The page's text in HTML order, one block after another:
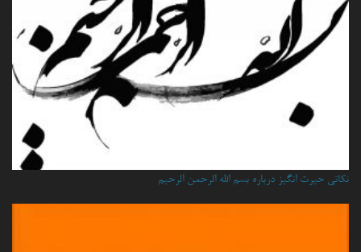
نكاتي حيرت انگيز درباره بسم الله الرحمن الرحيم